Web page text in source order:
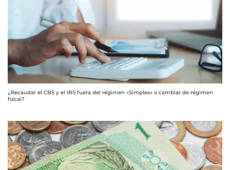
¿Recaudar el CBS y el IBS fuera del régimen «Simples» o cambiar de régimen
fiscal?